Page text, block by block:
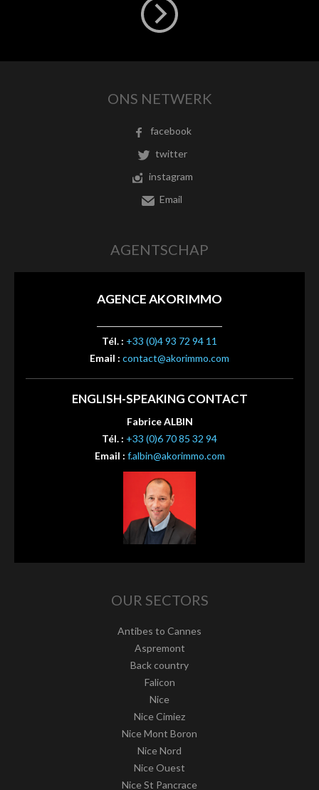
ONS NETWERK
facebook
twitter
instagram
Email
AGENTSCHAP
AGENCE AKORIMMO
Tél. : +33 (0)4 93 72 94 11
Email : contact@akorimmo.com
ENGLISH-SPEAKING CONTACT
Fabrice ALBIN
Tél. : +33 (0)6 70 85 32 94
Email : f.albin@akorimmo.com
OUR SECTORS
Antibes to Cannes
Aspremont
Back country
Falicon
Nice
Nice Cimiez
Nice Mont Boron
Nice Nord
Nice Ouest
Nice St Pancrace